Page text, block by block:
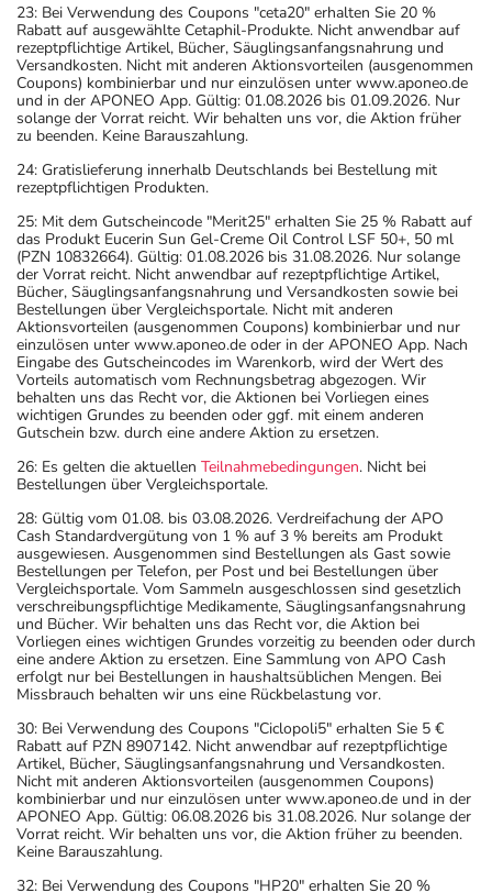
zu rechnen ist.
- Vorsicht bei Allergie gegen Sulfonamide!
- Vorsicht bei Allergie gegen Maisstärke!
- Vorsicht bei Allergie gegen Bindemittel (z.B.
Carboxymethylcellulose mit der E-Nummer E 466)!
Fleisch)!
ähnliche Stoffe!
- Es kann Arzneimittel geben, mit denen
Wechselwirkungen auftreten. Sie sollten deswegen
generell vor der Behandlung mit einem neuen
Arzneimittel jedes andere, das Sie bereits anwenden,
dem Arzt oder Apotheker angeben. Das gilt auch für
Arzneimittel, die Sie selbst kaufen, nur gelegentlich
anwenden oder deren Anwendung schon einige Zeit
Bitte verwenden Sie dieses Arzneimittel nicht mehr nach
dem auf der Packung oder der Umverpackung
angegebenen Verfallsdatum. Das Verfallsdatum bezieht
sich auf den letzten Tag des angegebenen Monats.
23: Bei Verwendung des Coupons "ceta20" erhalten Sie 20 %
Rabatt auf ausgewählte Cetaphil-Produkte. Nicht anwendbar auf
rezeptpflichtige Artikel, Bücher, Säuglingsanfangsnahrung und
Versandkosten. Nicht mit anderen Aktionsvorteilen (ausgenommen
Coupons) kombinierbar und nur einzulösen unter www.aponeo.de
und in der APONEO App. Gültig: 01.08.2026 bis 01.09.2026. Nur
solange der Vorrat reicht. Wir behalten uns vor, die Aktion früher
zu beenden. Keine Barauszahlung.
24: Gratislieferung innerhalb Deutschlands bei Bestellung mit
rezeptpflichtigen Produkten.
25: Mit dem Gutscheincode "Merit25" erhalten Sie 25 % Rabatt auf
das Produkt Eucerin Sun Gel-Creme Oil Control LSF 50+, 50 ml
(PZN 10832664). Gültig: 01.08.2026 bis 31.08.2026. Nur solange
der Vorrat reicht. Nicht anwendbar auf rezeptpflichtige Artikel,
Bücher, Säuglingsanfangsnahrung und Versandkosten sowie bei
Bestellungen über Vergleichsportale. Nicht mit anderen
Aktionsvorteilen (ausgenommen Coupons) kombinierbar und nur
einzulösen unter www.aponeo.de oder in der APONEO App. Nach
Eingabe des Gutscheincodes im Warenkorb, wird der Wert des
Vorteils automatisch vom Rechnungsbetrag abgezogen. Wir
behalten uns das Recht vor, die Aktionen bei Vorliegen eines
wichtigen Grundes zu beenden oder ggf. mit einem anderen
Gutschein bzw. durch eine andere Aktion zu ersetzen.
26: Es gelten die aktuellen Teilnahmebedingungen. Nicht bei
Bestellungen über Vergleichsportale.
28: Gültig vom 01.08. bis 03.08.2026. Verdreifachung der APO
Cash Standardvergütung von 1 % auf 3 % bereits am Produkt
ausgewiesen. Ausgenommen sind Bestellungen als Gast sowie
Bestellungen per Telefon, per Post und bei Bestellungen über
Vergleichsportale. Vom Sammeln ausgeschlossen sind gesetzlich
verschreibungspflichtige Medikamente, Säuglingsanfangsnahrung
und Bücher. Wir behalten uns das Recht vor, die Aktion bei
Vorliegen eines wichtigen Grundes vorzeitig zu beenden oder durch
eine andere Aktion zu ersetzen. Eine Sammlung von APO Cash
erfolgt nur bei Bestellungen in haushaltsüblichen Mengen. Bei
Missbrauch behalten wir uns eine Rückbelastung vor.
30: Bei Verwendung des Coupons "Ciclopoli5" erhalten Sie 5 €
Rabatt auf PZN 8907142. Nicht anwendbar auf rezeptpflichtige
Artikel, Bücher, Säuglingsanfangsnahrung und Versandkosten.
Nicht mit anderen Aktionsvorteilen (ausgenommen Coupons)
kombinierbar und nur einzulösen unter www.aponeo.de und in der
APONEO App. Gültig: 06.08.2026 bis 31.08.2026. Nur solange der
Vorrat reicht. Wir behalten uns vor, die Aktion früher zu beenden.
Keine Barauszahlung.
32: Bei Verwendung des Coupons "HP20" erhalten Sie 20 %